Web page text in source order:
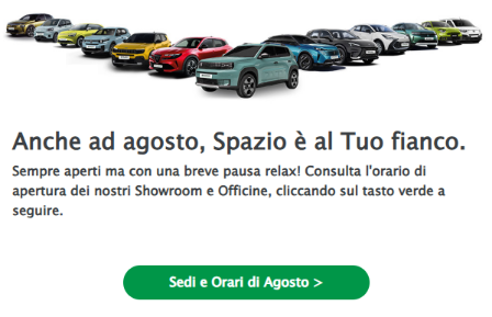
Massa a pieno
carico:
-1 kg
Peso a vuoto: -1 kg
Pneumatici
Posteriori:
205/45 R17